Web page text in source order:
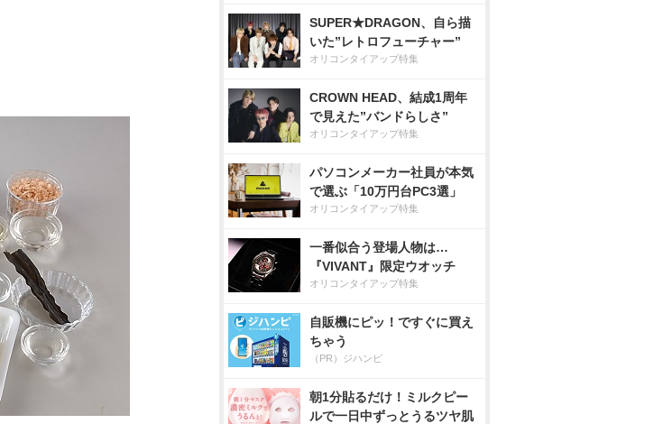
SUPER★DRAGON、自ら描
いた”レトロフューチャー”
オリコンタイアップ特集
CROWN HEAD、結成1周年
で見えた”バンドらしさ”
オリコンタイアップ特集
パソコンメーカー社員が本気
で選ぶ「10万円台PC3選」
オリコンタイアップ特集
一番似合う登場人物は…
『VIVANT』限定ウオッチ
オリコンタイアップ特集
自販機にピッ！ですぐに買え
ちゃう
（PR）ジハンピ
朝1分貼るだけ！ミルクピー
ルで一日中ずっとうるツヤ肌